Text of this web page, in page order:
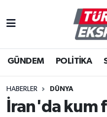
GÜNDEM POLİTİKA
HABERLER DÜNYA
İran'da kum
İstanbul Nöbetçi
İstanbul Hava
İstanbul Namaz
İstanbul Trafik